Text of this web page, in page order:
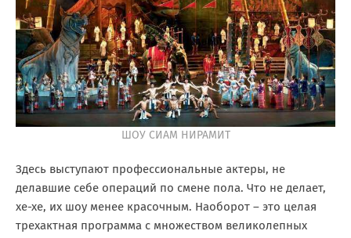
ШОУ СИАМ НИРАМИТ
Здесь выступают профессиональные актеры, не
делавшие себе операций по смене пола. Что не делает,
хе-хе, их шоу менее красочным. Наоборот – это целая
трехактная программа с множеством великолепных